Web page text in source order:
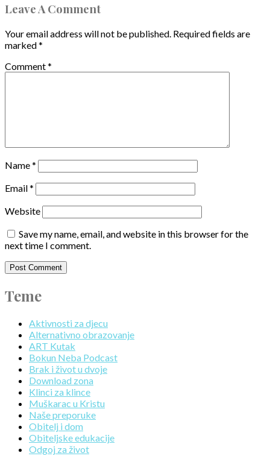
Leave A Comment
Your email address will not be published. Required fields are
marked*
Comment*
Name*
Email*
Website
Save my name, email, and website in this browser for the
next time I comment.
Teme
Aktivnosti za djecu
Alternativno obrazovanje
ART Kutak
Bokun Neba Podcast
Brak i život u dvoje
Download zona
Klinci za klince
Muškarac u Kristu
Naše preporuke
Obitelj i dom
Obiteljske edukacije
Odgoj za život